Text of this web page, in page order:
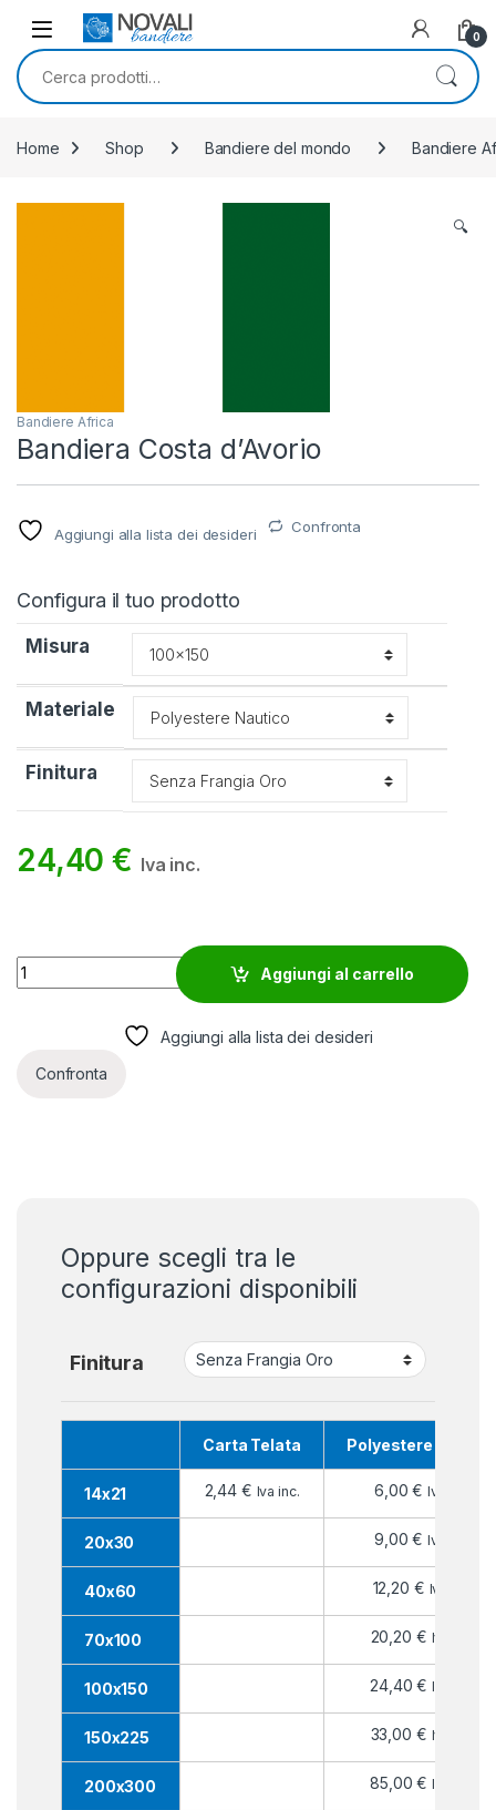
Skip to navigation
Skip to content
0
Cerca:
Home Shop Bandiere del mondo Bandiere
🔍
Bandiere Africa
Bandiera Costa d’Avorio
Aggiungi alla lista dei desideri Confronta
Configura il tuo prodotto
Misura
Materiale
Finitura
24,40€ Iva inc.
Bandiera Costa d'Avorio quantity
Aggiungi al carrello
Aggiungi alla lista dei desideri
Confronta
Oppure scegli tra le
configurazioni disponibili
Finitura
Carta Telata Polyestere
14x21 2,44 € Iva inc. 6,00€ Iva inc.
20x30 9,00€ Iva inc.
40x60 12,20 € Iva inc.
70x100 20,20 € Iva inc.
100x150 24,40€ Iva inc.
150x225 33,00 € Iva inc.
200x300 85,00€ Iva inc.